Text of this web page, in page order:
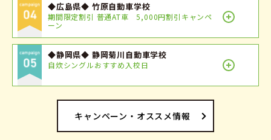
◆広島県◆ 竹原自動車学校
期間限定割引 普通AT車 5,000円割引キャンペ
ーン
◆静岡県◆ 静岡菊川自動車学校
自炊シングルおすすめ入校日
キャンペーン・オススメ情報